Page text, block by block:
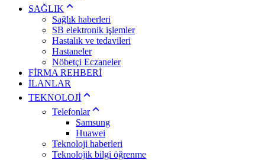
SAĞLIK
Sağlık haberleri
SB elektronik işlemler
Hastalık ve tedavileri
Hastaneler
Nöbetçi Eczaneler
FİRMA REHBERİ
İLANLAR
TEKNOLOJİ
Telefonlar
Samsung
Huawei
Teknoloji haberleri
Teknolojik bilgi öğrenme